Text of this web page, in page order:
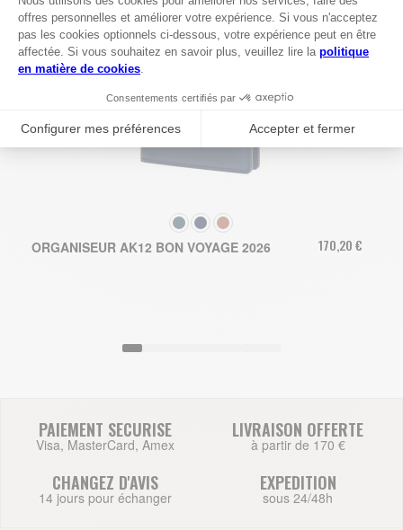
COULEUR
ORGANISEUR AK12 BON VOYAGE 2026 170,20 €
PAIEMENT SECURISE
Visa, MasterCard, Amex
LIVRAISON OFFERTE
à partir de 170 €
CHANGEZ D'AVIS
14 jours pour échanger
EXPEDITION
sous 24/48h